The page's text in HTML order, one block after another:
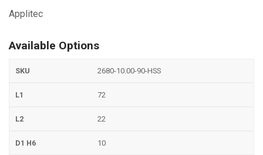
Applitec
Available Options
2680-10.00-90-HSS
72
22
10